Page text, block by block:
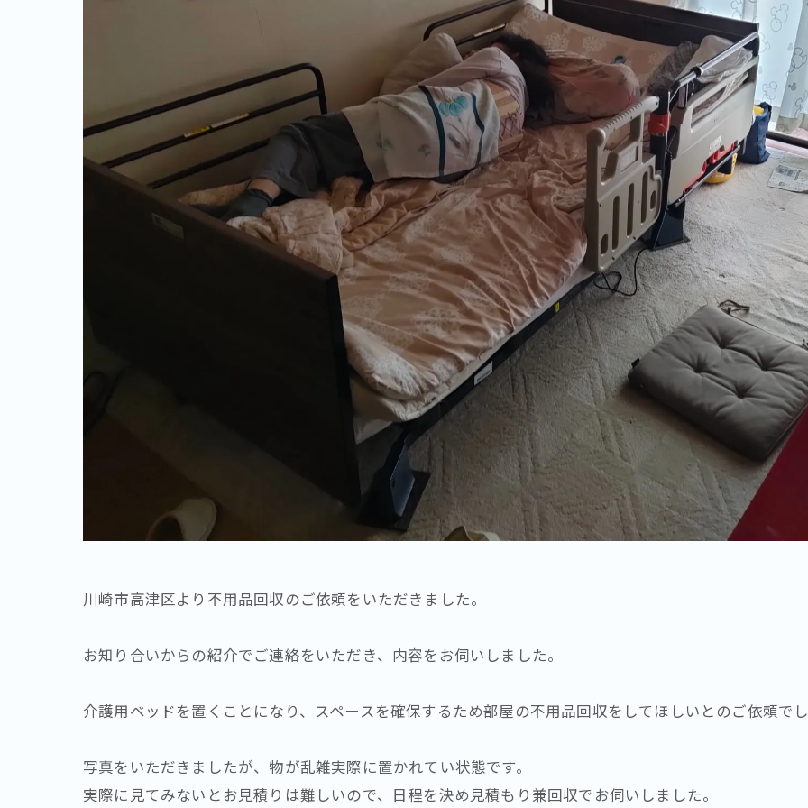
川崎市高津区より不用品回収のご依頼をいただきました。
お知り合いからの紹介でご連絡をいただき、内容をお伺いしました。
介護用ベッドを置くことになり、スペースを確保するため部屋の不用品回収をしてほしいとのご依頼で
写真をいただきましたが、物が乱雑実際に置かれてい状態です。
実際に見てみないとお見積りは難しいので、日程を決め見積もり兼回収でお伺いしました。